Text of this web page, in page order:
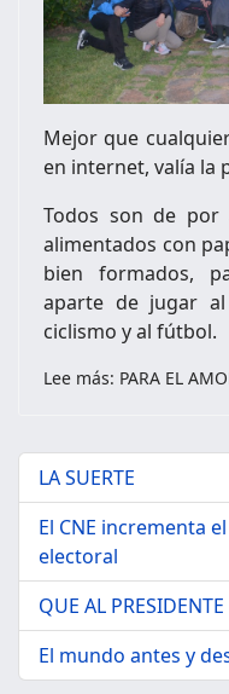
Mejor que
en internet, valía la
Todos son de
alimentados con
bien formados,
aparte de jugar
ciclismo y al fútbol.
Lee más: PARA EL
LA SUERTE
El CNE incrementa
electoral
QUE AL
El mundo antes y